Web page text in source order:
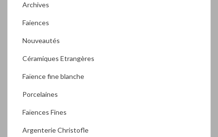
Archives
Faiences
Nouveautés
Céramiques Etrangères
Faïence fine blanche
Porcelaines
Faïences Fines
Argenterie Christofle